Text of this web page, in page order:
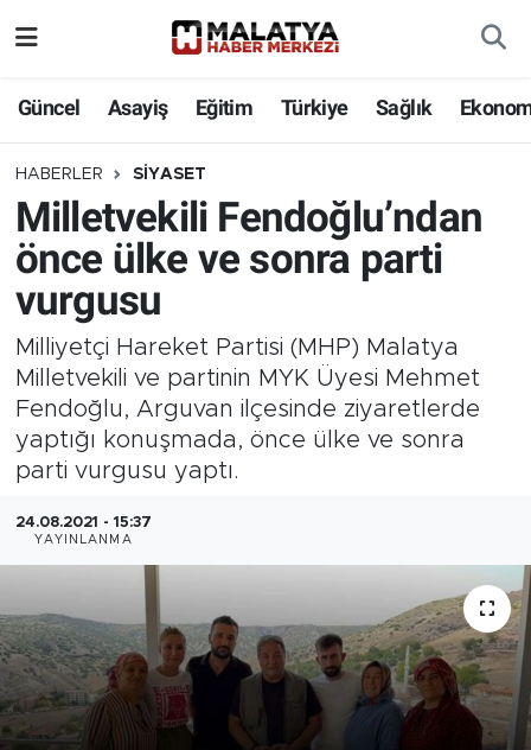
Güncel Asayiş Eğitim Türkiye Sağlık
HABERLER SIYASET
Milletvekili Fendoğlu’ndan
önce ülke ve sonra parti
vurgusu
Milliyetçi Hareket Partisi (MHP) Malatya
Milletvekili ve partinin MYK Üyesi Mehmet
Fendoğlu, Arguvan ilçesinde ziyaretlerde
yaptığı konuşmada, önce ülke ve sonra
parti vurgusu yaptı.
24.08.2021 - 15:37
YAYINLANMA
Eğitim
Türkiye
Sağlık
Güncel
Kültür
Teknoloji
İş İlanları
Dünya
Spor